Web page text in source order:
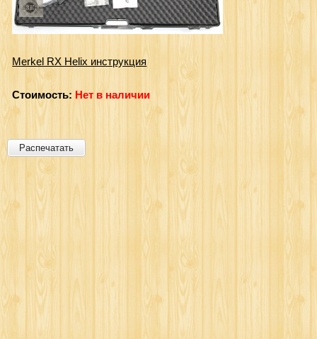
Merkel RX Helix инструкция
Стоимость: Нет в наличии
Распечатать